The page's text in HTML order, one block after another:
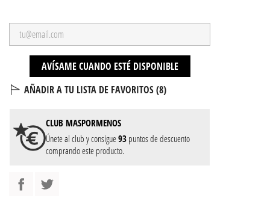
AVÍSAME CUANDO ESTÉ DISPONIBLE
AÑADIR A TU LISTA DE FAVORITOS (8)
CLUB MASPORMENOS
Únete al club y consigue93 puntos de descuento
comprando este producto.